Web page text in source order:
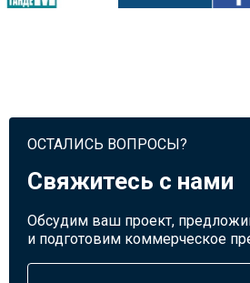
ОСТАЛИСЬ ВОПРОСЫ?
Свяжитесь с нами
Обсудим ваш проект,
и подготовим коммерческое